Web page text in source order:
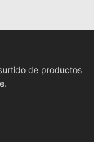
de productos